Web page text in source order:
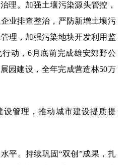
理。加强土壤污染源头管控，
业排查整治，严防新增土壤污
理，加强污染地块开发利用监
动，6月底前完成雄安郊野公
园建设，全年完成营造林50万
设管理，推动城市建设提质提
平。持续巩固“双创”成果，扎